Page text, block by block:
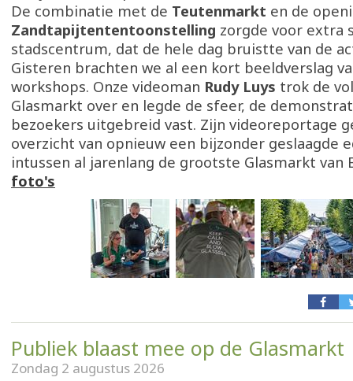
De combinatie met de Teutenmarkt en de
Zandtapijtententoonstelling zorgde voor extra
stadscentrum, dat de hele dag bruistte van de
Gisteren brachten we al een kort beeldverslag
workshops. Onze videoman Rudy Luys trok de
Glasmarkt over en legde de sfeer, de
bezoekers uitgebreid vast. Zijn videoreportage
overzicht van opnieuw een bijzonder geslaagde
intussen al jarenlang de grootste Glasmarkt van
foto's
Publiek blaast mee op de Glasmarkt
Zondag 2 augustus 2026